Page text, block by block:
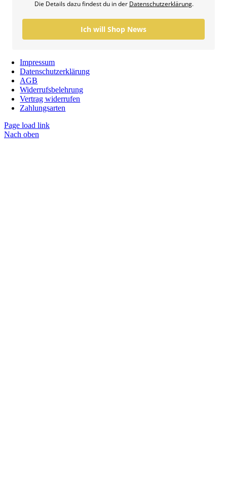
Die Details dazu findest du in der Datenschutzerklärung.
Ich will Shop News
Impressum
Datenschutzerklärung
AGB
Widerrufsbelehrung
Vertrag widerrufen
Zahlungsarten
Page load link
Nach oben